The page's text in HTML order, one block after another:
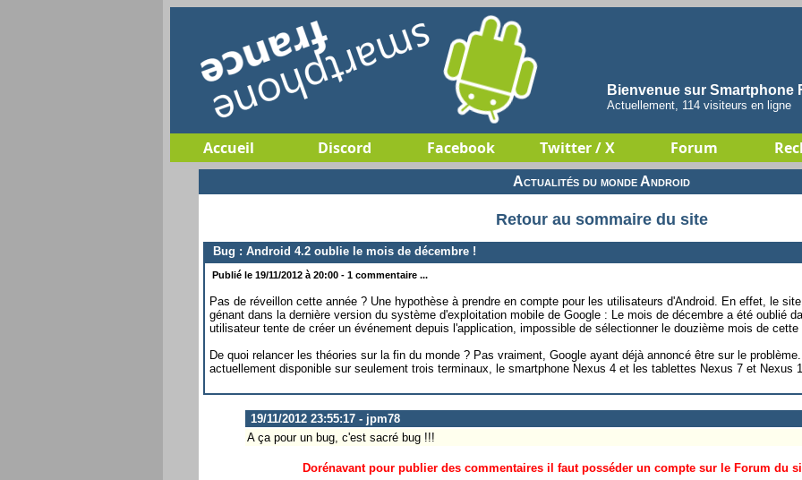
Bienvenue sur Smartphone
Actuellement, 114 visiteurs en ligne
Accueil Discord Facebook Twitter / X Forum
Actualités du monde Android
Retour au sommaire du site
Bug : Android 4.2 oublie le mois de décembre !
Publié le 19/11/2012 à 20:00 - 1 commentaire ...
Pas de réveillon cette année ? Une hypothèse à prendre en compte pour les utilisateurs d'Android. En effet, le
génant dans la dernière version du système d'exploitation mobile de Google : Le mois de décembre a été oublié
utilisateur tente de créer un événement depuis l'application, impossible de sélectionner le douzième mois de cette
De quoi relancer les théories sur la fin du monde ? Pas vraiment, Google ayant déjà annoncé être sur le
actuellement disponible sur seulement trois terminaux, le smartphone Nexus 4 et les tablettes Nexus 7 et Nexus
19/11/2012 23:55:17 - jpm78
A ça pour un bug, c'est sacré bug !!!
Dorénavant pour publier des commentaires il faut posséder un compte sur le Forum du